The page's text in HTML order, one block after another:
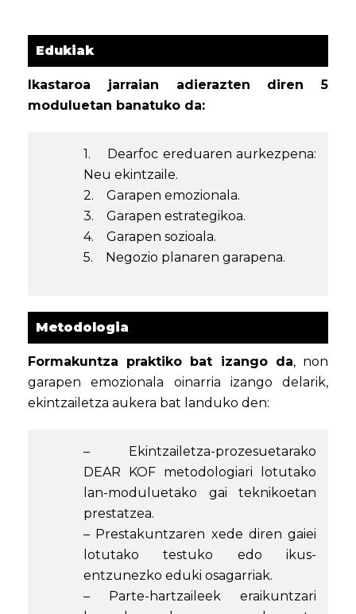
Edukiak
Ikastaroa jarraian adierazten diren 5
moduluetan banatuko da:
1. Dearfoc ereduaren aurkezpena:
Neu ekintzaile.
2. Garapen emozionala.
3. Garapen estrategikoa.
4. Garapen sozioala.
5. Negozio planaren garapena.
Metodologia
Formakuntza praktiko bat izango da, non
garapen emozionala oinarria izango delarik,
ekintzailetza aukera bat landuko den:
– Ekintzailetza-prozesuetarako
DEAR KOF metodologiari lotutako
lan-moduluetako gai teknikoetan
prestatzea.
– Prestakuntzaren xede diren gaiei
lotutako testuko edo ikus-
entzunezko eduki osagarriak.
– Parte-hartzaileek eraikuntzari